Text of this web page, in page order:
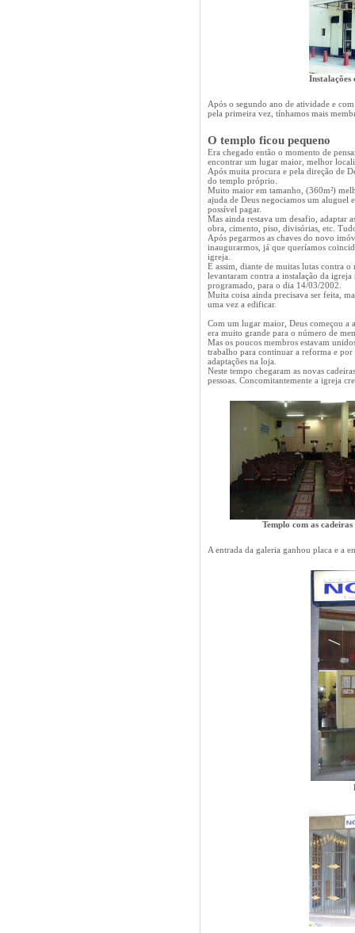
Instalações
Após o segundo ano de atividade e
pela primeira vez, tínhamos mais
O templo ficou pequeno
Era chegado então o momento de
encontrar um lugar maior, melhor
Após muita procura e pela direção de
do templo próprio
Muito maior em tamanho, (360m²)
ajuda de Deus negociamos um aluguel
possível pagar.
Mas ainda restava um desafio, adaptar
obra, cimento, piso, divisórias, etc.
Após pegarmos as chaves do novo
inaugurarmos, já que queríamos
igreja.
E assim, diante de muitas lutas contra
levantaram contra a instalação da
programado, para o dia 14/03/2002.
Muita coisa ainda precisava ser feita,
uma vez a edificar.
Com um lugar maior, Deus começou a
era muito grande para o número de
Mas os poucos membros estavam
trabalho para continuar a reforma e por
adaptações na loja.
Neste tempo chegaram as novas
pessoas. Concomitantemente a igreja
Templo com as
A entrada da galeria ganhou placa e a